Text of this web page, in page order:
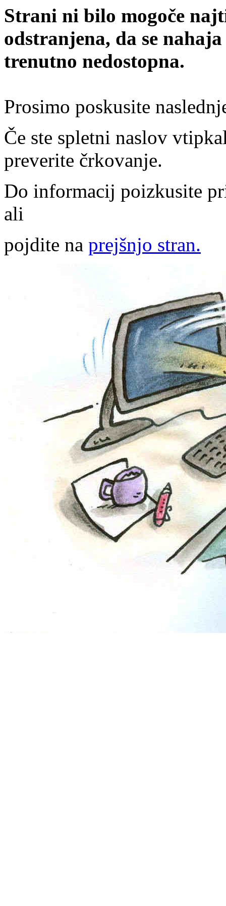
Strani ni bilo mogoče
odstranjena, da se
trenutno nedostopna.
Prosimo poskusite
Če ste spletni naslov
preverite črkovanje.
Do informacij poizkusite
ali
pojdite na prejšnjo stran.